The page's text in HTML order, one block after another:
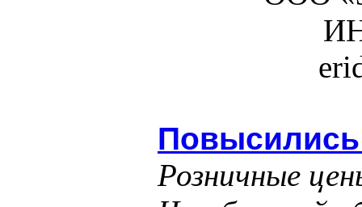
Розничные